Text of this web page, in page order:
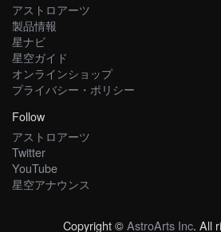
アストロアーツ
製品情報
星ナビ
星空ガイド
オンラインショップ
プライバシー・ポリシー
Follow
アストロアーツ
Twitter
YouTube
星空アナウンス
Copyright ©AstroArts Inc. All